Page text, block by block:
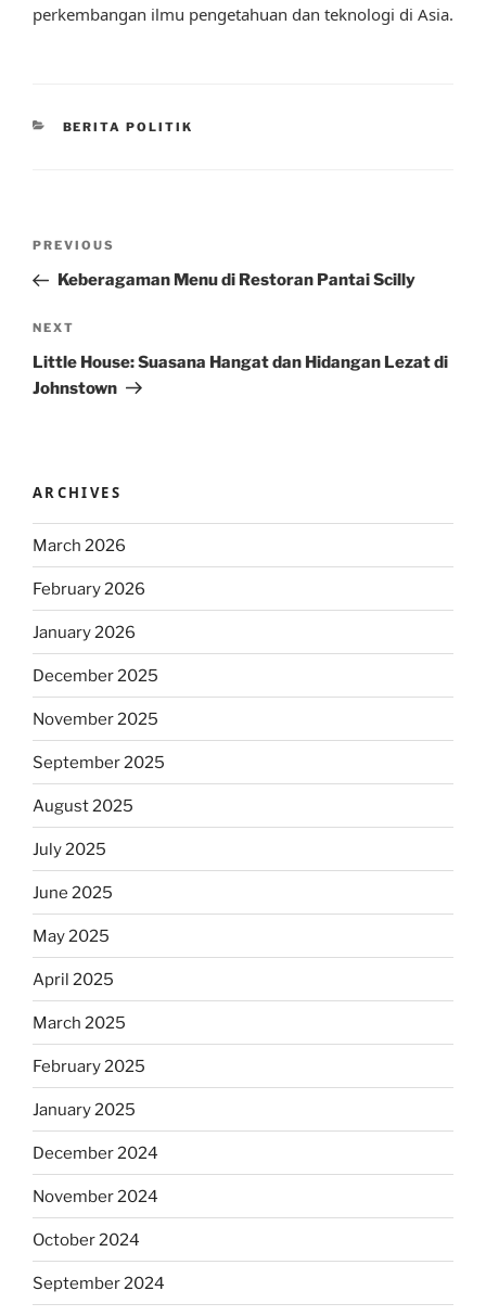
perkembangan ilmu pengetahuan dan teknologi di Asia.
CATEGORIES
BERITA POLITIK
Previous
Post
PREVIOUS
Keberagaman Menu di Restoran Pantai Scilly
Next
Post
NEXT
Little House: Suasana Hangat dan Hidangan Lezat di
Johnstown
ARCHIVES
March 2026
February 2026
January 2026
December 2025
November 2025
September 2025
August 2025
July 2025
June 2025
May 2025
April 2025
March 2025
February 2025
January 2025
December 2024
November 2024
October 2024
September 2024